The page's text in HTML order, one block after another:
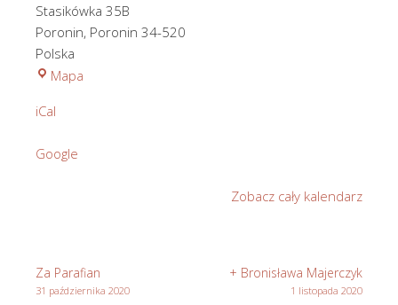
Stasikówka 35B
Poronin, Poronin 34-520
Polska
Mapa
iCal
Google
Zobacz cały kalendarz
Za Parafian
31 października 2020
+ Bronisława Majerczyk
1 listopada 2020